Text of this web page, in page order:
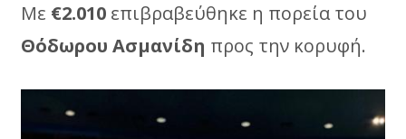
Με €2.010επιβραβεύθηκε η πορεία του
Θόδωρου Ασμανίδη προς την κορυφή.